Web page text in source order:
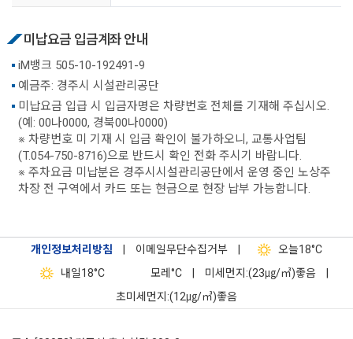
미납요금 입금계좌 안내
iM뱅크 505-10-192491-9
예금주: 경주시 시설관리공단
미납요금 입급 시 입금자명은 차량번호 전체를 기재해 주십시오.
(예: 00나0000, 경북00나0000)
※ 차량번호 미 기재 시 입금 확인이 불가하오니, 교통사업팀
(T.054-750-8716)으로 반드시 확인 전화 주시기 바랍니다.
※ 주차요금 미납분은 경주시시설관리공단에서 운영 중인 노상주
차장 전 구역에서 카드 또는 현금으로 현장 납부 가능합니다.
개인정보처리방침 이메일무단수집거부 오늘18°C
내일18°C 모레 °C 미세먼지:(23㎍/㎥)좋음
초미세먼지:(12㎍/㎥)좋음